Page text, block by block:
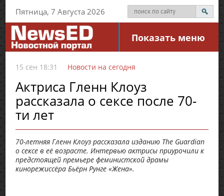
Пятница, 7 Августа 2026
Показать меню
15 сен 18:31 Новости на сегодня
Актриса Гленн Клоуз
рассказала о сексе после 70-
ти лет
70-летняя Гленн Клоуз рассказала изданию The Guardian
о сексе в её возрасте. Интервью актрисы приурочили к
предстоящей премьере феминистской драмы
кинорежиссёра Бьёрн Рунге «Жена».